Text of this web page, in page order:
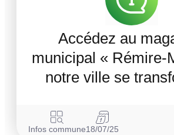
Accédez au
municipal « Rémire-
notre ville se
Infos commune18/07/25